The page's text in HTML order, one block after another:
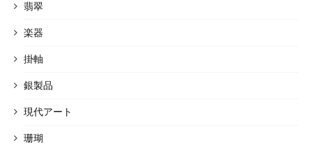
翡翠
楽器
掛軸
銀製品
現代アート
珊瑚